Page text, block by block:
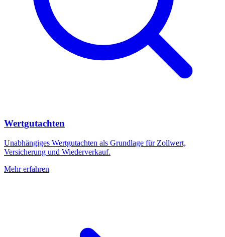
Wertgutachten
Unabhängiges Wertgutachten als Grundlage für Zollwert,
Versicherung und Wiederverkauf.
Mehr erfahren